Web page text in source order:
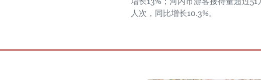
人次，同比增长10.3%。